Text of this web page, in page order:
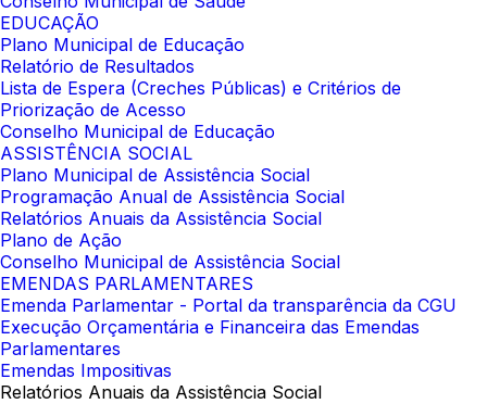
EDUCAÇÃO
Plano Municipal de Educação
Relatório de Resultados
Lista de Espera (Creches Públicas) e Critérios de
Priorização de Acesso
Conselho Municipal de Educação
ASSISTÊNCIA SOCIAL
Plano Municipal de Assistência Social
Programação Anual de Assistência Social
Relatórios Anuais da Assistência Social
Plano de Ação
Conselho Municipal de Assistência Social
EMENDAS PARLAMENTARES
Emenda Parlamentar - Portal da transparência da CGU
Execução Orçamentária e Financeira das Emendas
Parlamentares
Emendas Impositivas
Relatórios Anuais da Assistência Social